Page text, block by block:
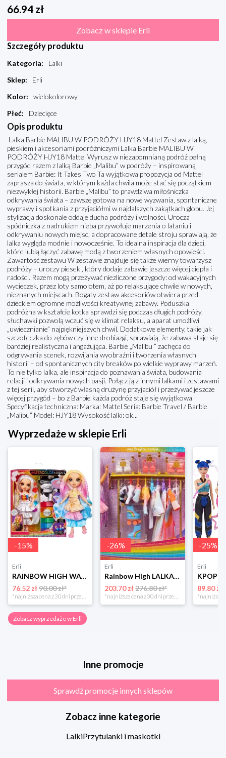
66.94 zł
Zobacz w sklepie Erli
Szczegóły produktu
Kategoria:
Lalki
Sklep:
Erli
Kolor:
wielokolorowy
Płeć: Dziecięce
Opis produktu
Lalka Barbie MALIBU W PODRÓŻY HJY18 Mattel Zestaw z lalką,
pieskiem i akcesoriami podróżniczymi Lalka Barbie MALIBU W
PODRÓŻY HJY18 Mattel Wyrusz w niezapomnianą podróż pełną
przygód razem z lalką Barbie „Malibu” w podróży – inspirowaną
serialem Barbie: It Takes Two Ta wyjątkowa propozycja od Mattel
zaprasza do świata, w którym każda chwila może stać się początkiem
niezwykłej historii. Barbie „Malibu” to prawdziwa miłośniczka
odkrywania świata – zawsze gotowa na nowe wyzwania, spontaniczne
wyprawy i spotkania z przyjaciółmi w najdalszych zakątkach globu. Jej
stylizacja doskonale oddaje ducha podróży i wolności. Urocza
spódniczka z nadrukiem nieba przywołuje marzenia o lataniu i
odkrywaniu nowych miejsc, a dopracowane detale stroju sprawiają, że
lalka wygląda modnie i nowocześnie. To idealna inspiracja dla dzieci,
które lubią łączyć zabawę modą z tworzeniem własnych opowieści.
Zawartość zestawu W zestawie znajduje się także wierny towarzysz
podróży – uroczy piesek , który dodaje zabawie jeszcze więcej ciepła i
radości. Razem mogą przeżywać niezliczone przygody: od wakacyjnych
wycieczek, przez loty samolotem, aż po relaksujące chwile w nowych,
nieznanych miejscach. Bogaty zestaw akcesoriów otwiera przed
dzieckiem ogromne możliwości kreatywnej zabawy. Poduszka
podróżna w kształcie kotka sprawdzi się podczas długich podróży,
słuchawki pozwolą wczuć się w klimat relaksu, a aparat umożliwi
„uwiecznianie” najpiękniejszych chwil. Dodatkowe elementy, takie jak
szczoteczka do zębów czy inne drobiazgi, sprawiają, że zabawa staje się
bardziej realistyczna i angażująca. Barbie „Malibu ” zachęca do
odgrywania scenek, rozwijania wyobraźni i tworzenia własnych
historii – od spontanicznych city breaków po wielkie wyprawy marzeń.
To nie tylko lalka, ale inspiracja do poznawania świata, budowania
relacji i odkrywania nowych pasji. Połącz ją z innymi lalkami i zestawami
z tej serii, aby stworzyć własną drużynę przyjaciół i przeżywać jeszcze
więcej przygód – bo z Barbie każda podróż staje się wyjątkowa
Specyfikacja techniczna: Marka: Mattel Seria: Barbie Travel / Barbie
„Malibu” Model: HJY18 Wysokość lalki: ok...
Wyprzedaże w sklepie Erli
-15%
Erli
RAINBOW HIGH WATERCOLOR & CREATE LALKA DO MALOWANIA DIY BRĄZOWE OCZY
76.52 zł90.00 zł*
*najniższa cena z 30 dni przed obniżką
-26%
Erli
Rainbow High LALKA + Studio Mody Fashion Garderoba Avery Styles 428268 +akc
203.70 zł 276.80 zł*
*najniższa cena z 30 dni przed obniżką
-25%
Erli
89.80 zł
Zobacz wyprzedaże w Erli
Inne promocje
Sprawdź promocje innych sklepów
Zobacz inne kategorie
LalkiPrzytulanki i maskotki